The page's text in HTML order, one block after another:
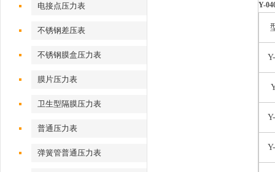
电接点压力表
不锈钢差压表
不锈钢膜盒压力表
膜片压力表
卫生型隔膜压力表
普通压力表
弹簧管普通压力表
Y-